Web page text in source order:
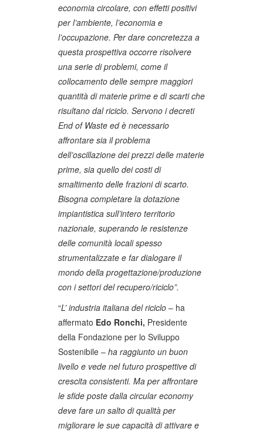
economia circolare, con effetti positivi
per l’ambiente, l’economia e
l’occupazione. Per dare concretezza a
questa prospettiva occorre risolvere
una serie di problemi, come il
collocamento delle sempre maggiori
quantità di materie prime e di scarti che
risultano dal riciclo. Servono i decreti
End of Waste ed è necessario
affrontare sia il problema
dell’oscillazione dei prezzi delle materie
prime, sia quello dei costi di
smaltimento delle frazioni di scarto.
Bisogna completare la dotazione
impiantistica sull’intero territorio
nazionale, superando le resistenze
delle comunità locali spesso
strumentalizzate e far dialogare il
mondo della progettazione/produzione
con i settori del recupero/riciclo”.
“L’ industria italiana del riciclo – ha
affermato Edo Ronchi, Presidente
della Fondazione per lo Sviluppo
Sostenibile – ha raggiunto un buon
livello e vede nel futuro prospettive di
crescita consistenti. Ma per affrontare
le sfide poste dalla circular economy
deve fare un salto di qualità per
migliorare le sue capacità di attivare e